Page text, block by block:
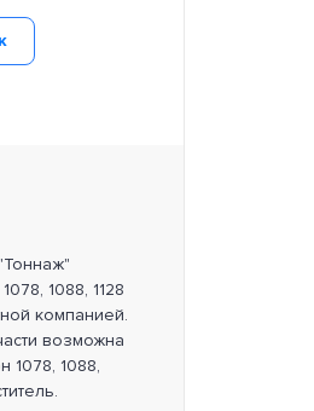
1088, 1128
компанией.
возможна
1078, 1088,